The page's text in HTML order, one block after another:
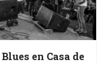
en Casa de